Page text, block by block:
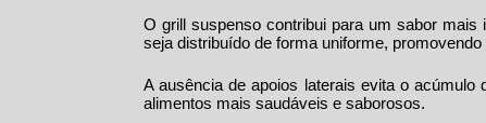
O grill suspensocontribui para um sabor mais
seja distribuído de forma uniforme,
A ausência de apoios laterais evita o acúmulo
alimentos mais saudáveis e saborosos.